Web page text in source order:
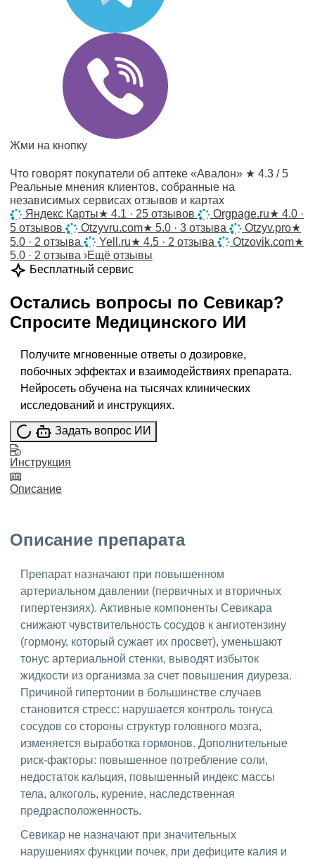
Жми на кнопку
Что говорят покупатели об аптеке «Авалон» ★ 4.3 / 5
Реальные мнения клиентов, собранные на
независимых сервисах отзывов и картах
Яндекс Карты★ 4.1 · 25 отзывов Orgpage.ru★ 4.0 ·
5 отзывов
Otzyvru.com★ 5.0 · 3 отзыва Otzyv.pro★
5.0 · 2 отзыва
Yell.ru★ 4.5 · 2 отзыва Otzovik.com★
5.0 · 2 отзыва ›Ещё отзывы
Бесплатный сервис
Остались вопросы по Севикар?
Спросите Медицинского ИИ
Получите мгновенные ответы о дозировке,
побочных эффектах и взаимодействиях препарата.
Нейросеть обучена на тысячах клинических
исследований и инструкциях.
Задать вопрос ИИ
Инструкция
Описание
Описание препарата
Препарат назначают при повышенном
артериальном давлении (первичных и вторичных
гипертензиях). Активные компоненты Севикара
снижают чувствительность сосудов к ангиотензину
(гормону, который сужает их просвет), уменьшают
тонус артериальной стенки, выводят избыток
жидкости из организма за счет повышения диуреза.
Причиной гипертонии в большинстве случаев
становится стресс: нарушается контроль тонуса
сосудов со стороны структур головного мозга,
изменяется выработка гормонов. Дополнительные
риск-факторы: повышенное потребление соли,
недостаток кальция, повышенный индекс массы
тела, алкоголь, курение, наследственная
предрасположенность.
Севикар не назначают при значительных
нарушениях функции почек, при дефиците калия и